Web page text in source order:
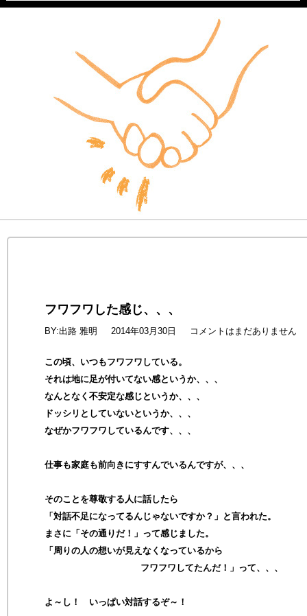
フワフワした感じ、、、
BY:出路 雅明 2014年03月30日 コメントはまだありません
この頃、いつもフワフワしている。
それは地に足が付いてない感というか、、、
なんとなく不安定な感じというか、、、
ドッシリとしていないというか、、、
なぜかフワフワしているんです、、、
仕事も家庭も前向きにすすんでいるんですが、、、
そのことを尊敬する人に話したら
「対話不足になってるんじゃないですか？」と言われた。
まさに「その通りだ！」って感じました。
「周りの人の想いが見えなくなっているから
フワフワしてたんだ！」って、、、
よ～し！ いっぱい対話するぞ～！